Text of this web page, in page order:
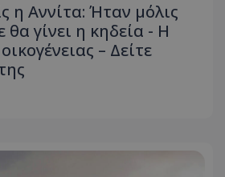
η Αννίτα: Ήταν μόλις
θα γίνει η κηδεία - Η
– Δείτε